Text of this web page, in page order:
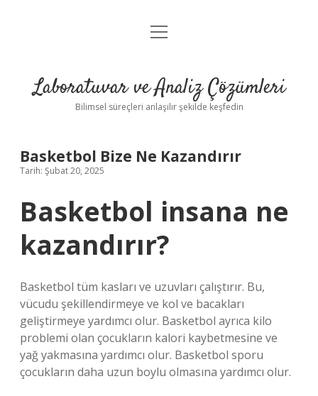
Anasayfa
Yasal Uyarı
menüyü
Laboratuvar ve Analiz Çözümleri
Bilimsel süreçleri anlaşılır şekilde keşfedin
Basketbol Bize Ne Kazandırır
Tarih: Şubat 20, 2025
Basketbol insana ne
kazandırır?
Basketbol tüm kasları ve uzuvları çalıştırır. Bu,
vücudu şekillendirmeye ve kol ve bacakları
geliştirmeye yardımcı olur. Basketbol ayrıca kilo
problemi olan çocukların kalori kaybetmesine ve
yağ yakmasına yardımcı olur. Basketbol sporu
çocukların daha uzun boylu olmasına yardımcı olur.